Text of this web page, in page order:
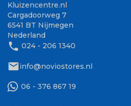
Kluizencentre.nl
Cargadoorweg 7
6541 BT Nijmegen
Nederland
phone 024 - 206 1340
mailinfo@noviostores.nl
06 - 376 867 19